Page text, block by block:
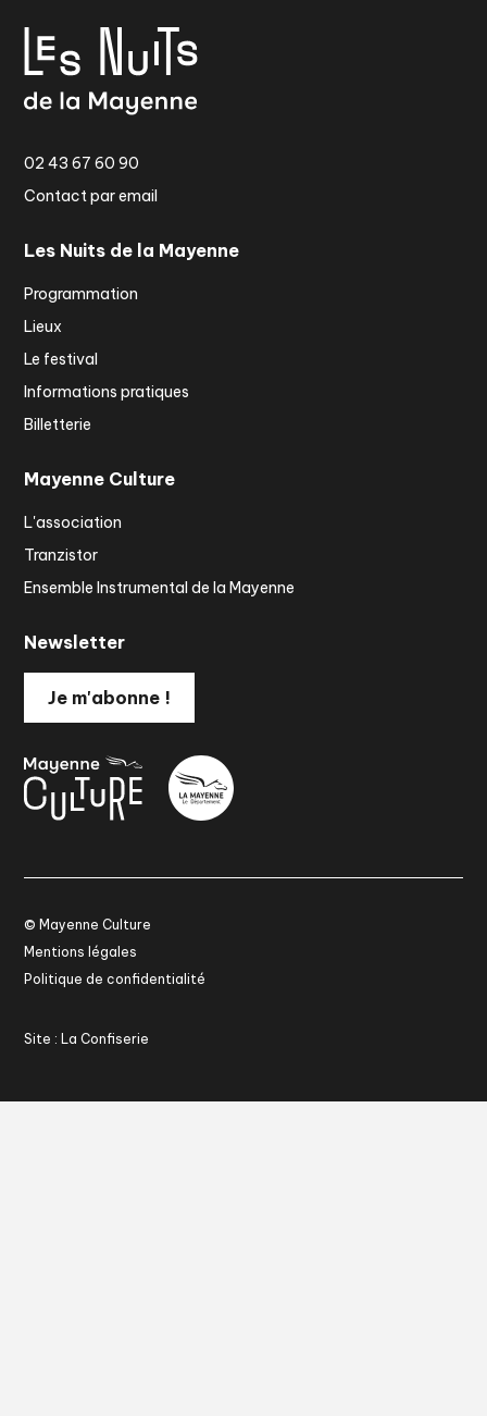
02 43 67 60 90
Contact par email
Les Nuits de la Mayenne
Programmation
Lieux
Le festival
Informations pratiques
Billetterie
Mayenne Culture
L'association
Tranzistor
Ensemble Instrumental de la Mayenne
Newsletter
Je m'abonne !
© Mayenne Culture
Mentions légales
Politique de confidentialité
Site : La Confiserie